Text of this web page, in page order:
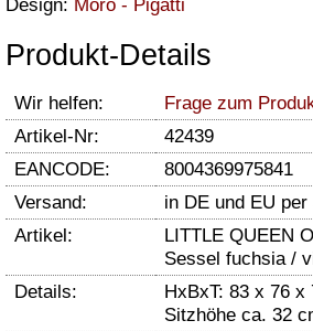
Design: Moro - Pigatti
Produkt-Details
Wir helfen:
Frage zum
Artikel-Nr:
42439
EANCODE:
8004369975841
Versand:
in DE und EU per
Artikel:
LITTLE QUEEN
Sessel fuchsia /
Details:
HxBxT: 83 x 76 x
Sitzhöhe ca. 32